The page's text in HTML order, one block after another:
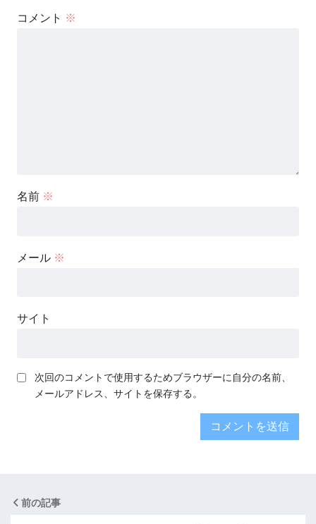
コメント ※
名前 ※
メール ※
サイト
次回のコメントで使用するためブラウザーに自分の名前、
メールアドレス、サイトを保存する。
前の記事